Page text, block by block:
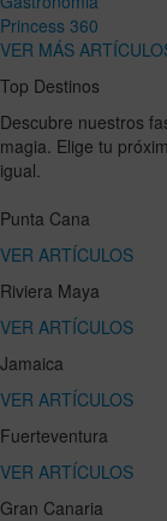
Princess 360
VER MÁS
Top Destinos
Descubre nuestros
magia. Elige tu
igual.
Punta Cana
VER ARTÍCULOS
Riviera Maya
VER ARTÍCULOS
Jamaica
VER ARTÍCULOS
Fuerteventura
VER ARTÍCULOS
Gran Canaria